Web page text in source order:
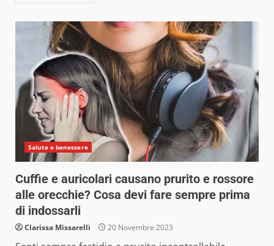
Salute e benessere
Cuffie e auricolari causano prurito e rossore
alle orecchie? Cosa devi fare sempre prima
di indossarli
Clarissa Missarelli 20 Novembre 2023